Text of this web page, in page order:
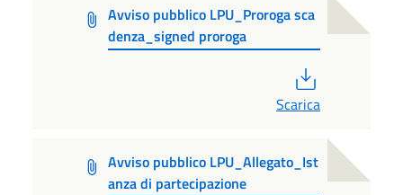
Avviso pubblico LPU_Proroga sca
denza_signed proroga
Scarica
Avviso pubblico LPU_Allegato_Ist
anza di partecipazione